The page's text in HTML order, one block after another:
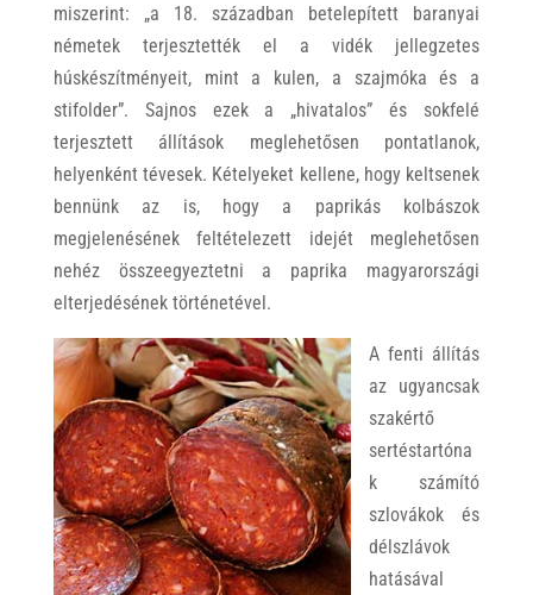
miszerint: „a 18. században betelepített baranyai
németek terjesztették el a vidék jellegzetes
húskészítményeit, mint a kulen, a szajmóka és a
stifolder”. Sajnos ezek a „hivatalos” és sokfelé
terjesztett állítások meglehetősen pontatlanok,
helyenként tévesek. Kételyeket kellene, hogy keltsenek
bennünk az is, hogy a paprikás kolbászok
megjelenésének feltételezett idejét meglehetősen
nehéz összeegyeztetni a paprika magyarországi
elterjedésének történetével.
A fenti állítás
az ugyancsak
szakértő
sertéstartóna
k számító
szlovákok és
délszlávok
hatásával